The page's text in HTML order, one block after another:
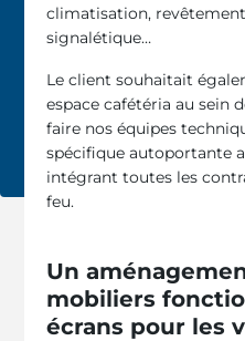
climatisation,
signalétique…
Le client souhaitait
espace cafétéria au sein
faire nos équipes
spécifique autoportante
intégrant toutes les
feu.
Un
mobiliers
écrans pour les